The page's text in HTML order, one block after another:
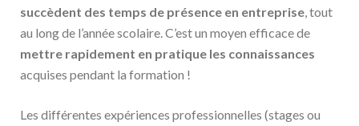
succèdent des temps de présence en entreprise, tout
au long de l’année scolaire. C’est un moyen efficace de
mettre rapidement en pratique les connaissances
acquises pendant la formation !
Les différentes expériences professionnelles (stages ou